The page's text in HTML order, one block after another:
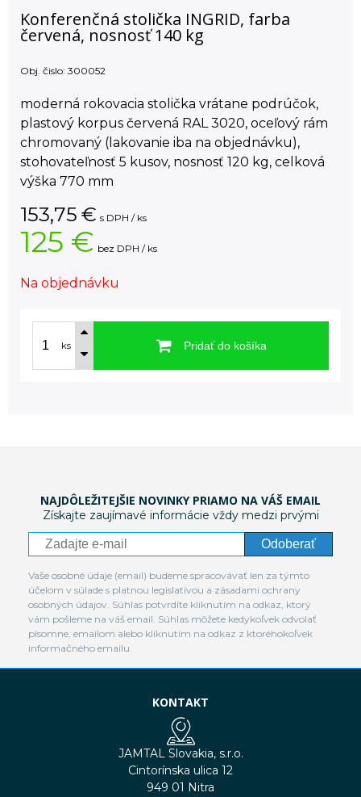
Konferenčná stolička INGRID, farba
červená, nosnosť 140 kg
Obj. čislo: 300052
moderná rokovacia stolička vrátane podrúčok,
plastový korpus červená RAL 3020, oceľový rám
chromovaný (lakovanie iba na objednávku),
stohovateľnosť 5 kusov, nosnosť 120 kg, celková
výška 770 mm
153,75 € s DPH / ks
125 € bez DPH / ks
Na objednávku
ks Pridať do košíka
NAJDÔLEŽITEJŠIE NOVINKY PRIAMO NA VÁŠ EMAIL
Získajte zaujímavé informácie vždy medzi prvými
Odoberať
Vaše osobné údaje (email) budeme spracovávať len za týmto
účelom v súlade s platnou legislatívou a zásadami ochrany
osobných údajov. Súhlas potvrdíte kliknutím na odkaz, ktorý
vám pošleme na váš email. Súhlas môžete kedykoľvek odvolať
písomne, emailom alebo kliknutím na odkaz z ktoréhokoľvek
informačného emailu.
KONTAKT
JAMTAL Slovakia, s.r.o.
Cintorínska ulica 12
949 01 Nitra